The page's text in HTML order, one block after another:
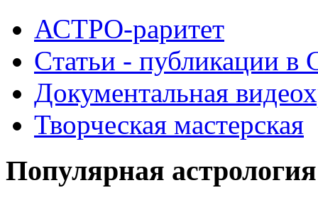
АСТРО-раритет
Cтатьи - публикации
Документальная
Творческая мастерская
Популярная астрология